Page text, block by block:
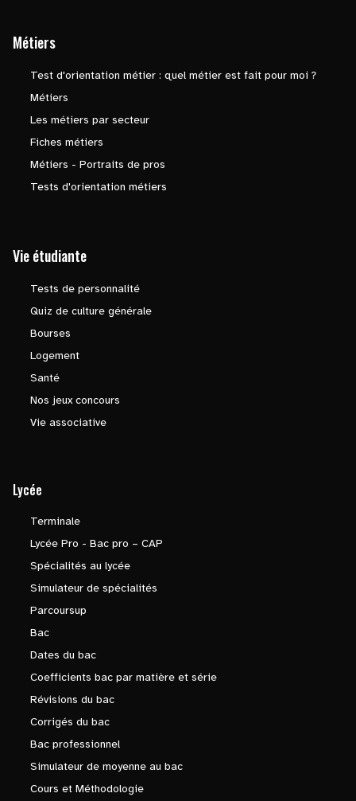
Métiers
Test d'orientation métier : quel métier est fait pour moi ?
Métiers
Les métiers par secteur
Fiches métiers
Métiers - Portraits de pros
Tests d'orientation métiers
Vie étudiante
Tests de personnalité
Quiz de culture générale
Bourses
Logement
Santé
Nos jeux concours
Vie associative
Lycée
Terminale
Lycée Pro - Bac pro – CAP
Spécialités au lycée
Simulateur de spécialités
Parcoursup
Bac
Dates du bac
Coefficients bac par matière et série
Révisions du bac
Corrigés du bac
Bac professionnel
Simulateur de moyenne au bac
Cours et Méthodologie